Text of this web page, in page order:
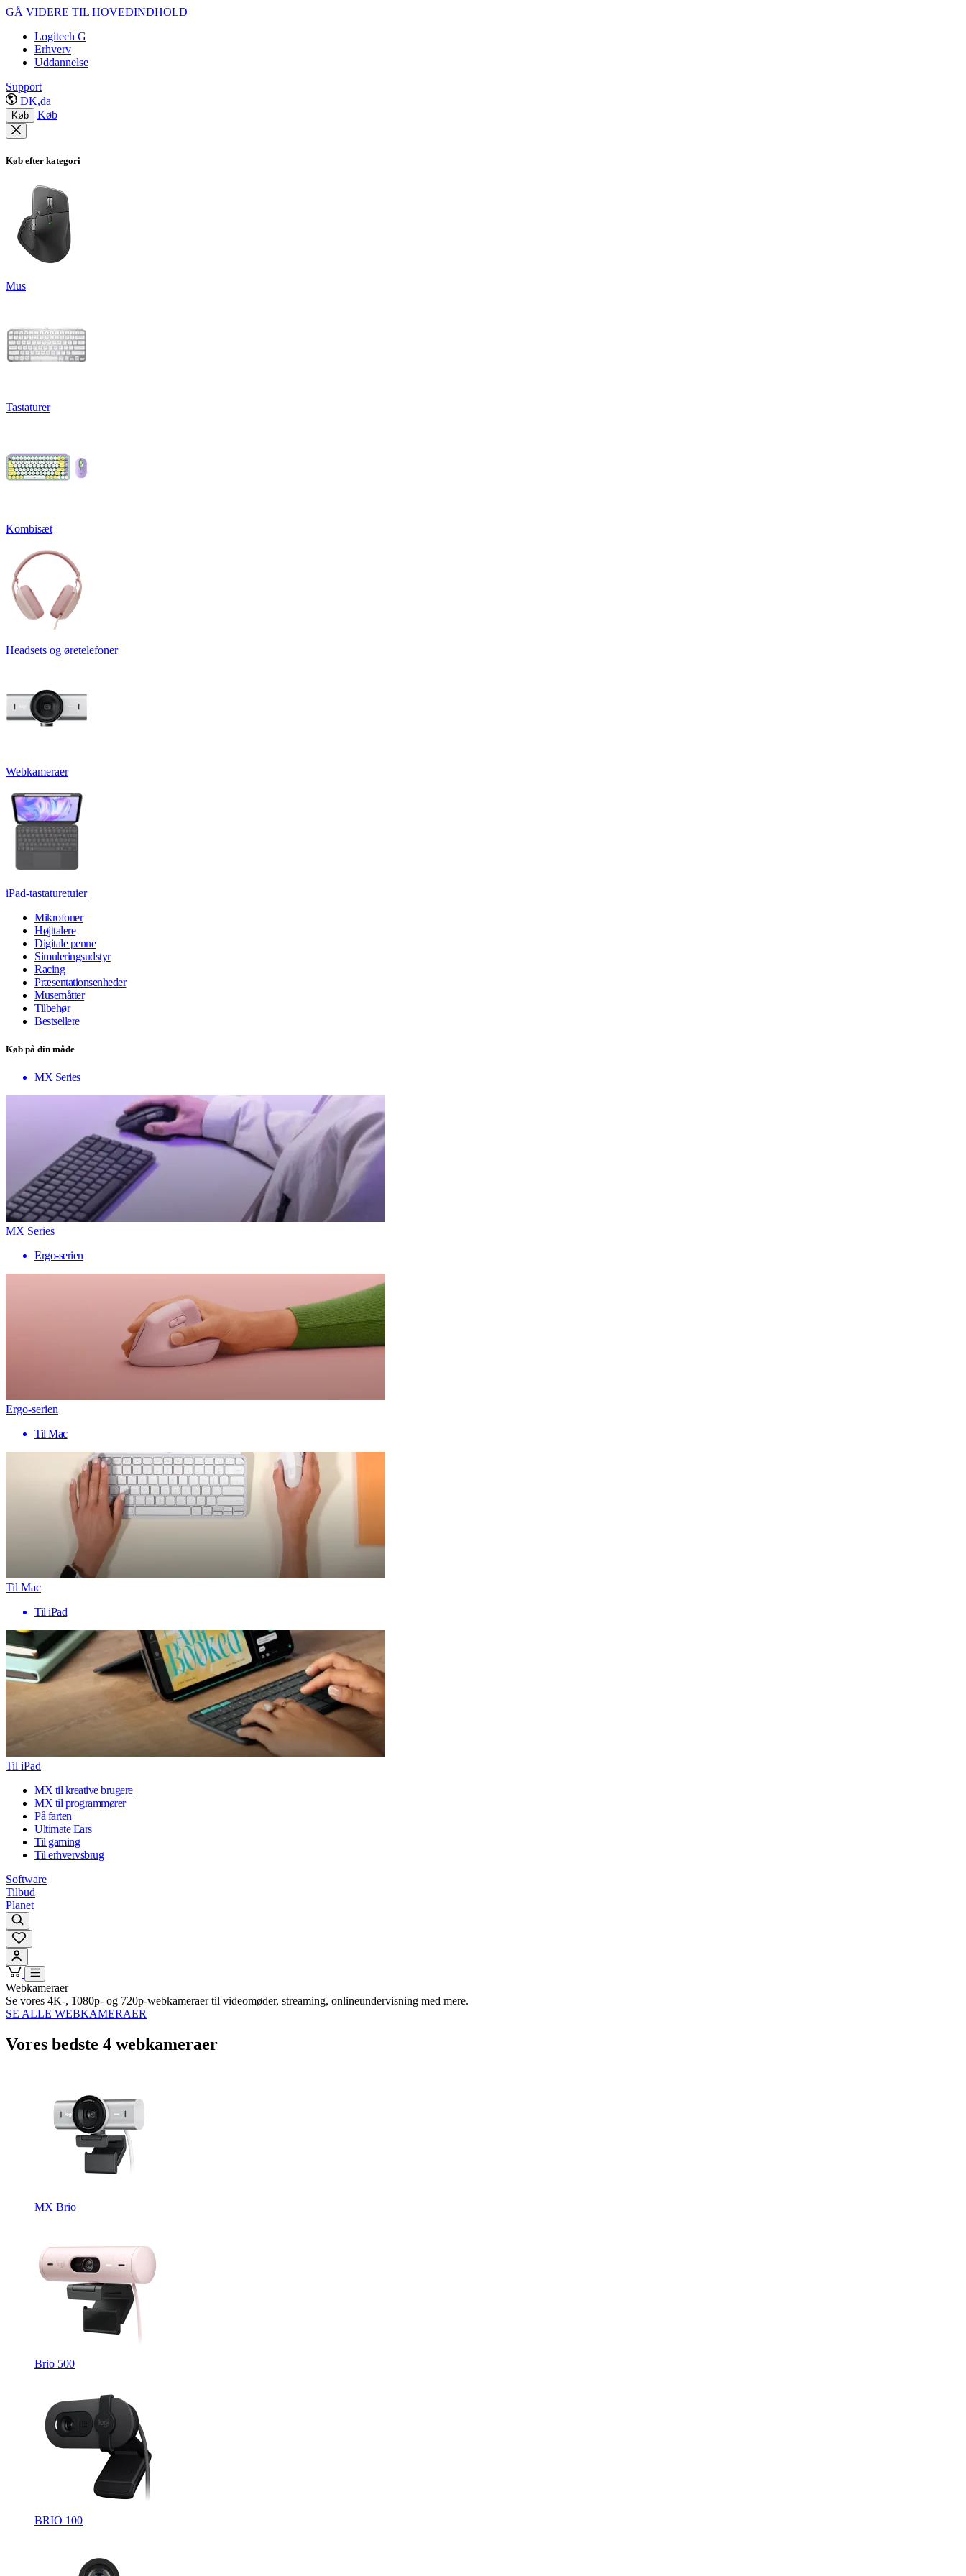
GÅ VIDERE TIL HOVEDINDHOLD
Logitech G
Erhverv
Uddannelse
Support
DK,da
Køb Køb
Køb efter kategori
Mus
Tastaturer
Kombisæt
Headsets og øretelefoner
Webkameraer
iPad-tastaturetuier
Mikrofoner
Højttalere
Digitale penne
Simuleringsudstyr
Racing
Præsentationsenheder
Musemåtter
Tilbehør
Bestsellere
Køb på din måde
MX Series
MX Series
Ergo-serien
Ergo-serien
Til Mac
Til Mac
Til iPad
Til iPad
MX til kreative brugere
MX til programmører
På farten
Ultimate Ears
Til gaming
Til erhvervsbrug
Software
Tilbud
Planet
Webkameraer
Se vores 4K-, 1080p- og 720p-webkameraer til videomøder, streaming, onlineundervisning med mere.
SE ALLE WEBKAMERAER
Vores bedste 4 webkameraer
MX Brio
Brio 500
BRIO 100